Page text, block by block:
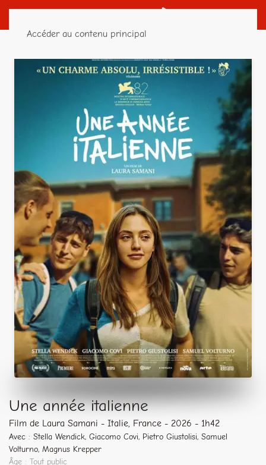
Accéder au contenu principal
Une année italienne
Film de Laura Samani - Italie, France - 2026 - 1h42
Avec : Stella Wendick, Giacomo Covi, Pietro Giustolisi, Samuel
Volturno, Magnus Krepper
Âge : Tout public